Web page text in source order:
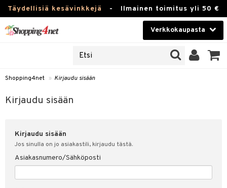
Täydellisiä kesävinkkejä - Ilmainen toimitus yli 50 €
Verkkokaupasta
Piilolinssit
Luontaistuotteet
Fitness
Koti & Sisustus
Lelut, Lapsi & Vauva
Shopping4net » Kirjaudu sisään
Kirjaudu sisään
Kirjaudu sisään
Jos sinulla on jo asiakastili, kirjaudu tästä.
Asiakasnumero/Sähköposti
sisään
& vastauksia